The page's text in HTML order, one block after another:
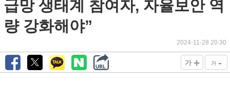
급망 생태계 참여자, 자율보안 역
량 강화해야”
2024-11-28 20:30
가 + 가 -